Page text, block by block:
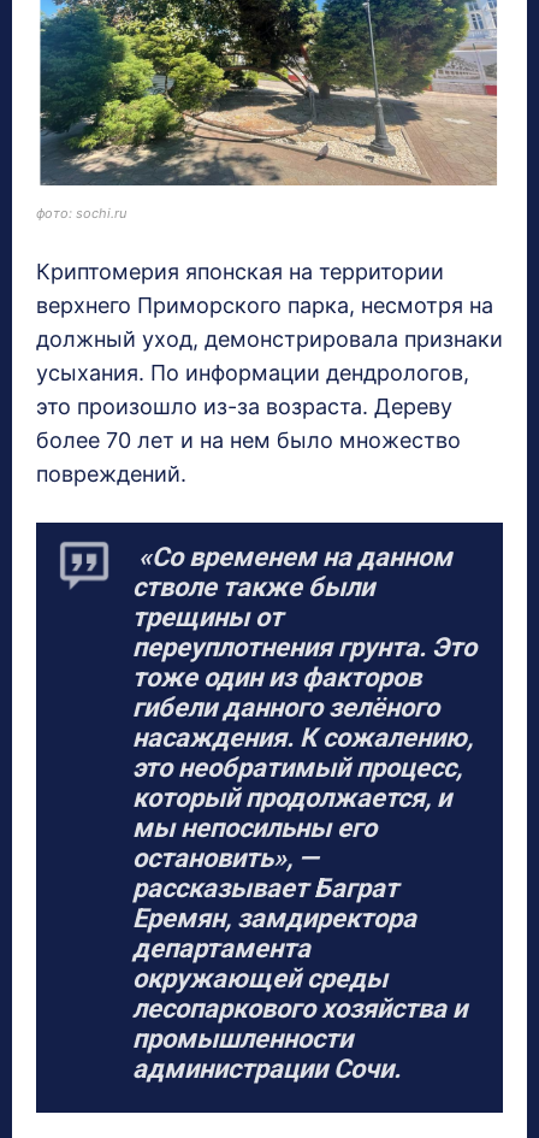
фото: sochi.ru
Криптомерия японская на территории
верхнего Приморского парка, несмотря на
должный уход, демонстрировала признаки
усыхания. По информации дендрологов,
это произошло из-за возраста. Дереву
более 70 лет и на нем было множество
повреждений.
«Со временем на данном
стволе также были
трещины от
переуплотнения грунта. Это
тоже один из факторов
гибели данного зелёного
насаждения. К сожалению,
это необратимый процесс,
который продолжается, и
мы непосильны его
остановить», —
рассказывает Баграт
Еремян, замдиректора
департамента
окружающей среды
лесопаркового хозяйства и
промышленности
администрации Сочи.